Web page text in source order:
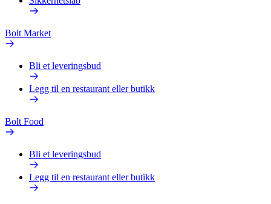
Bolt Market
Bli et leveringsbud
Legg til en restaurant eller butikk
Bolt Food
Bli et leveringsbud
Legg til en restaurant eller butikk